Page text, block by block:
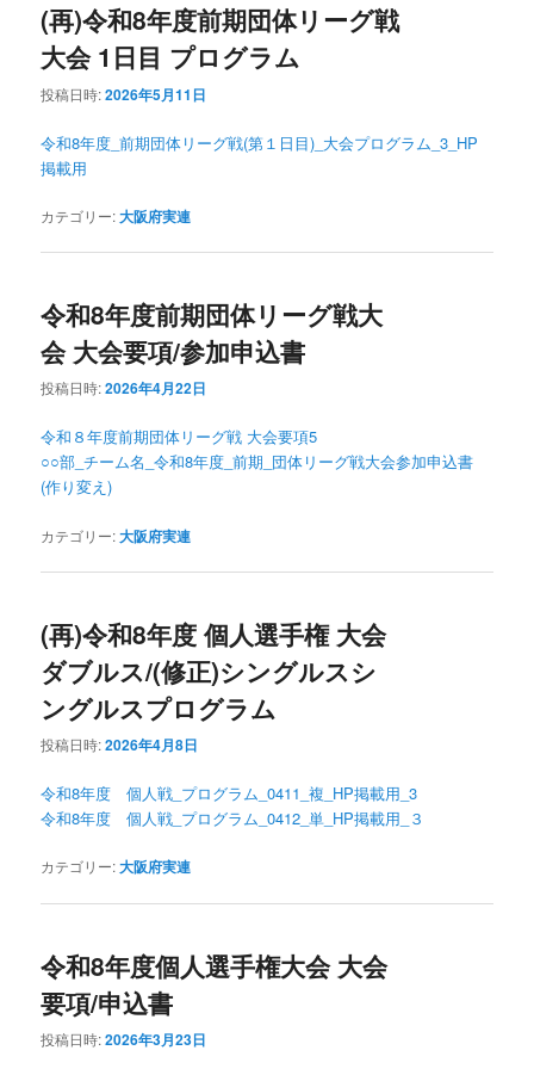
(再)令和8年度前期団体リーグ戦
大会 1日目 プログラム
投稿日時:2026年5月11日
令和8年度_前期団体リーグ戦(第１日目)_大会プログラム_3_HP
掲載用
カテゴリー:大阪府実連
令和8年度前期団体リーグ戦大
会 大会要項/参加申込書
投稿日時:2026年4月22日
令和８年度前期団体リーグ戦 大会要項5
○○部_チーム名_令和8年度_前期_団体リーグ戦大会参加申込書
(作り変え)
カテゴリー:大阪府実連
(再)令和8年度 個人選手権 大会
ダブルス/(修正)シングルスシ
ングルスプログラム
投稿日時:2026年4月8日
令和8年度 個人戦_プログラム_0411_複_HP掲載用_3
令和8年度 個人戦_プログラム_0412_単_HP掲載用_３
カテゴリー:大阪府実連
令和8年度個人選手権大会 大会
要項/申込書
投稿日時:2026年3月23日